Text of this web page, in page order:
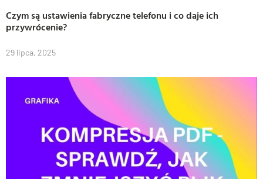
Czym są ustawienia fabryczne telefonu i co daje ich
przywrócenie?
29 lipca, 2025